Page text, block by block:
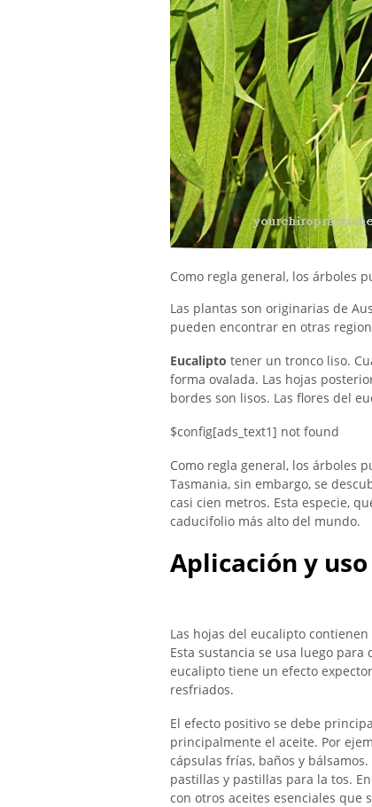
Como regla general, los árboles
Las plantas son originarias de
pueden encontrar en otras
Eucalipto tener un tronco liso.
forma ovalada. Las hojas
bordes son lisos. Las flores del
$config[ads_text1] not found
Como regla general, los árboles
Tasmania, sin embargo, se
casi cien metros. Esta especie,
caducifolio más alto del mundo.
Aplicación y uso
Las hojas del eucalipto
Esta sustancia se usa luego
eucalipto tiene un efecto
resfriados.
El efecto positivo se debe
principalmente el aceite. Por
cápsulas frías, baños y
pastillas y pastillas para la tos.
con otros aceites esenciales que